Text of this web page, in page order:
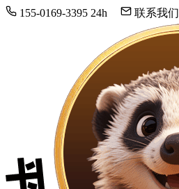
155-0169-3395 24h 联系我们